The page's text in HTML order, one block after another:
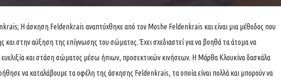
Η άσκηση Feldenkrais αναπτύχθηκε από τον Moshe Feldenkrais και είναι μια μέθοδος που
και στην αύξηση της επίγνωσης του σώματος. Έχει σχεδιαστεί για να βοηθά τα άτομα να
ευελιξία και στάση σώματος μέσω ήπιων, προσεκτικών κινήσεων. Η Μάρθα Κλουκίνα δασκάλα
να καταλάβουμε τα οφέλη της άσκησης Feldenkrais, τα οποία είναι πολλά και μπορούν να